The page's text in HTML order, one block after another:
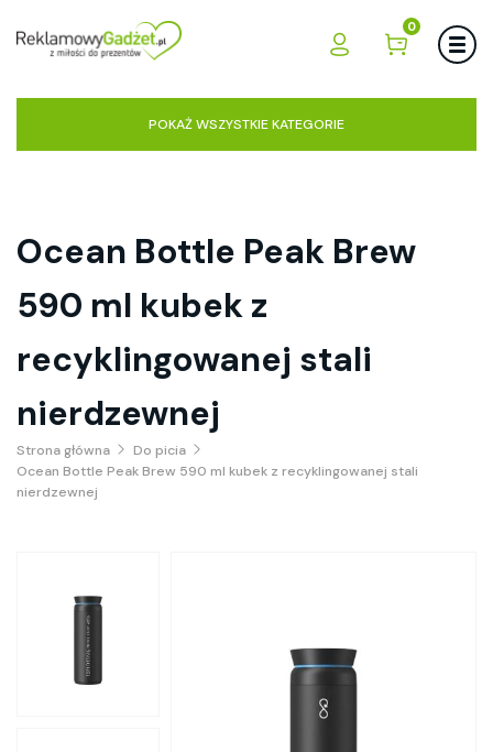
0
POKAŻ WSZYSTKIE KATEGORIE
Ocean Bottle Peak Brew
590 ml kubek z
recyklingowanej stali
nierdzewnej
Strona główna
Do picia
Ocean Bottle Peak Brew 590 ml kubek z recyklingowanej stali
nierdzewnej